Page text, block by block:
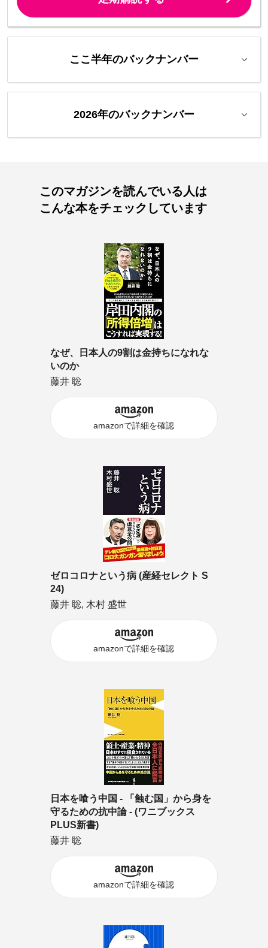
ここ半年のバックナンバー
2026年のバックナンバー
このマガジンを読んでいる人は
こんな本をチェックしています
なぜ、日本人の9割は金持ちになれな
いのか
藤井 聡
amazonで詳細を確認
ゼロコロナという病 (産経セレクト S
24)
藤井 聡, 木村 盛世
amazonで詳細を確認
日本を喰う中国 - 「蝕む国」から身を
守るための抗中論 - (ワニブックス
PLUS新書)
藤井 聡
amazonで詳細を確認